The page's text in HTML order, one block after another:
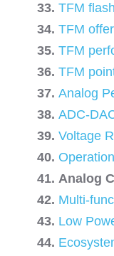
TFM
TFM
TFM
TFM
Analog
ADC-
Voltage
Analog
Multi-
Low